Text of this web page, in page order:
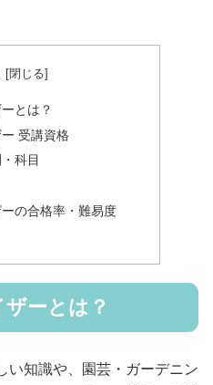
とは？
受講資格
科目
の合格率・難易度
ーとは？
い知識や、園芸・ガーデニン